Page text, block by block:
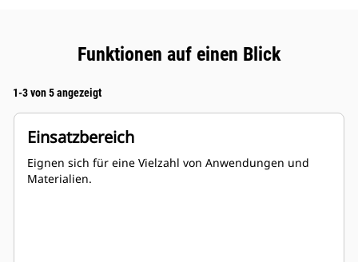
Funktionen auf einen Blick
1-3 von 5 angezeigt
Einsatzbereich
Eignen sich für eine Vielzahl von Anwendungen und
Materialien.